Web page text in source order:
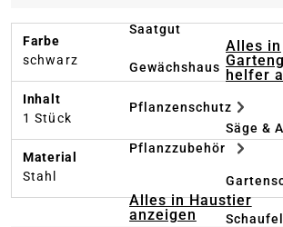
Saatgut
Gewächshaus
Pflanzenschutz
Pflanzzubehör
Alles in Haustier
anzeigen
Alles in
helfer
Säge &
Farbe
schwarz
Inhalt
1 Stück
Material
Stahl